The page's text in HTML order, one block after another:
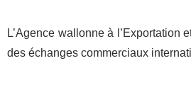
L’Agence wallonne à
des échanges commerciaux